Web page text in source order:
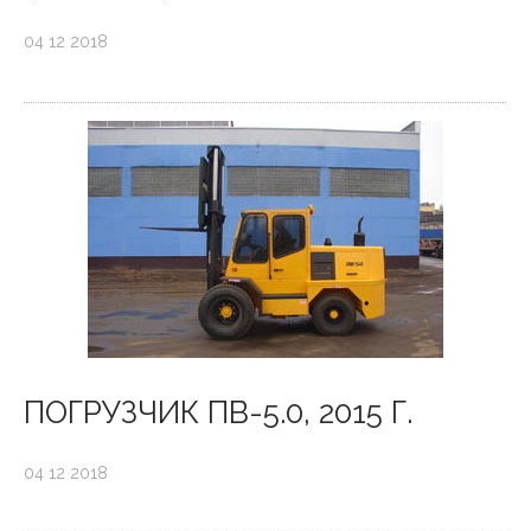
04 12 2018
ПОГРУЗЧИК ПВ-5.0, 2015 Г.
04 12 2018